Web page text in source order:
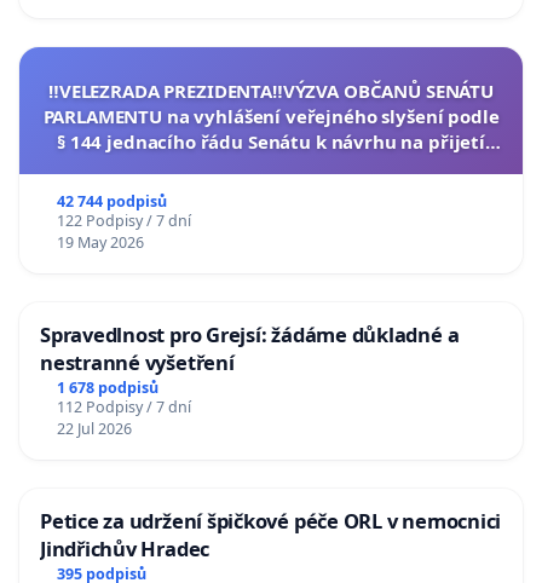
‼️VELEZRADA PREZIDENTA‼️VÝZVA OBČANŮ SENÁTU
PARLAMENTU na vyhlášení veřejného slyšení podle
§ 144 jednacího řádu Senátu k návrhu na přijetí
42 744 podpisů
122 Podpisy / 7 dní
19 May 2026
Spravedlnost pro Grejsí: žádáme důkladné a
nestranné vyšetření
1 678 podpisů
112 Podpisy / 7 dní
22 Jul 2026
Petice za udržení špičkové péče ORL v nemocnici
Jindřichův Hradec
395 podpisů